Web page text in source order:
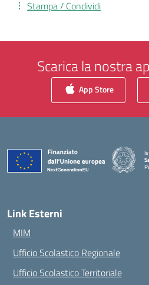
Stampa / Condividi
Scarica la nostra
App Store
Link Esterni
MIM
Ufficio Scolastico Regionale
Ufficio Scolastico Territoriale